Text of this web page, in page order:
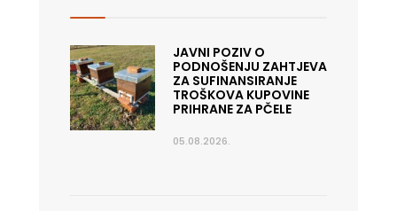
JAVNI POZIV O
PODNOŠENJU ZAHTJEVA
ZA SUFINANSIRANJE
TROŠKOVA KUPOVINE
PRIHRANE ZA PČELE
05.08.2026.